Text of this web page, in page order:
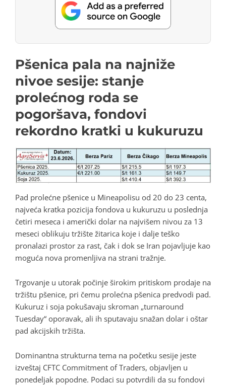
Pšenica pala na najniže
nivoe sesije: stanje
prolećnog roda se
pogoršava, fondovi
rekordno kratki u kukuruzu
Pad prolećne pšenice u Mineapolisu od 20 do 23 centa,
najveća kratka pozicija fondova u kukuruzu u poslednja
četiri meseca i američki dolar na najvišem nivou za 13
meseci oblikuju tržište žitarica koje i dalje teško
pronalazi prostor za rast, čak i dok se Iran pojavljuje kao
moguća nova promenljiva na strani tražnje.
Trgovanje u utorak počinje širokim pritiskom prodaje na
tržištu pšenice, pri čemu prolećna pšenica predvodi pad.
Kukuruz i soja pokušavaju skroman „turnaround
Tuesday“ oporavak, ali ih sputavaju snažan dolar i oštar
pad akcijskih tržišta.
Dominantna strukturna tema na početku sesije jeste
izveštaj CFTC Commitment of Traders, objavljen u
ponedeljak popodne. Podaci su potvrdili da su fondovi